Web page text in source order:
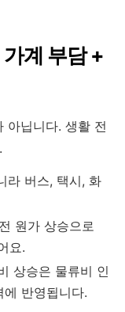
계 부담 +
아닙니다. 생활 전
라 버스, 택시, 화
원가 상승으로
요.
상승은 물류비 인
반영됩니다.